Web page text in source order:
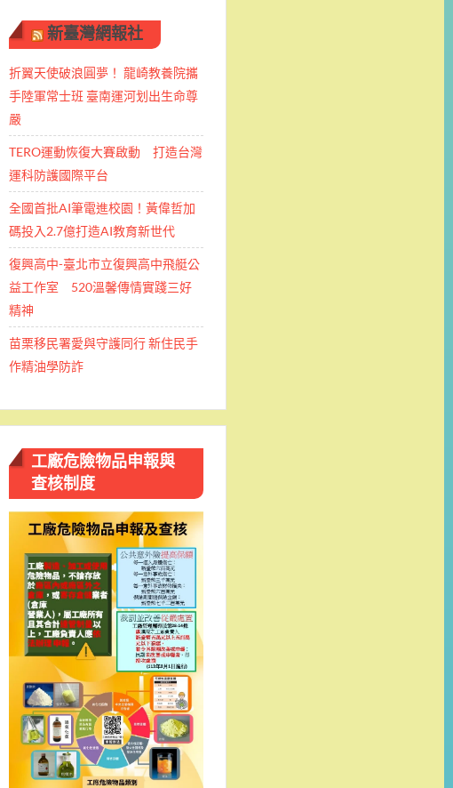
新臺灣網報社
折翼天使破浪圓夢！ 龍崎教養院攜
手陸軍常士班 ​臺南運河划出生命尊
嚴
TERO運動恢復大賽啟動 打造台灣
運科防護國際平台
全國首批AI筆電進校園！黃偉哲加
碼投入2.7億打造AI教育新世代
復興高中-臺北市立復興高中飛艇公
益工作室 520溫馨傳情實踐三好
精神
苗栗移民署愛與守護同行 新住民手
作精油學防詐
工廠危險物品申報與
查核制度